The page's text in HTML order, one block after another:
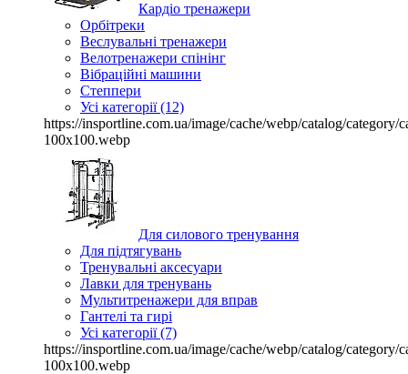
Кардіо тренажери
Орбітреки
Веслувальні тренажери
Велотренажери спінінг
Вібраційні машини
Степпери
Усі категорії (12)
https://insportline.com.ua/image/cache/webp/catalog/category/
100x100.webp
Для силового тренування
Для підтягувань
Тренувальні аксесуари
Лавки для тренувань
Мультитренажери для вправ
Гантелі та гирі
Усі категорії (7)
https://insportline.com.ua/image/cache/webp/catalog/category/
100x100.webp